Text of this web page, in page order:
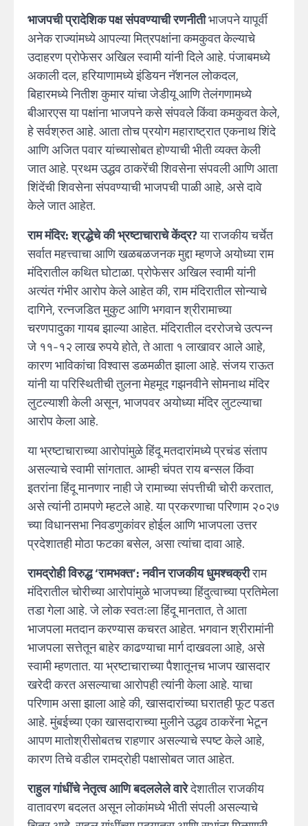
भाजपची प्रादेशिक पक्ष संपवण्याची रणनीतीभाजपने यापूर्वी
अनेक राज्यांमध्ये आपल्या मित्रपक्षांना कमकुवत केल्याचे
उदाहरण प्रोफेसर अखिल स्वामी यांनी दिले आहे. पंजाबमध्ये
अकाली दल, हरियाणामध्ये इंडियन नॅशनल लोकदल,
बिहारमध्ये नितीश कुमार यांचा जेडीयू आणि तेलंगणामध्ये
बीआरएस या पक्षांना भाजपने कसे संपवले किंवा कमकुवत केले,
हे सर्वश्रुत आहे. आता तोच प्रयोग महाराष्ट्रात एकनाथ शिंदे
आणि अजित पवार यांच्यासोबत होण्याची भीती व्यक्त केली
जात आहे. प्रथम उद्धव ठाकरेंची शिवसेना संपवली आणि आता
शिंदेंची शिवसेना संपवण्याची भाजपची पाळी आहे, असे दावे
केले जात आहेत.
राम मंदिर: श्रद्धेचे की भ्रष्टाचाराचे केंद्र?या राजकीय चर्चेत
सर्वात महत्त्वाचा आणि खळबळजनक मुद्दा म्हणजे अयोध्या राम
मंदिरातील कथित घोटाळा. प्रोफेसर अखिल स्वामी यांनी
अत्यंत गंभीर आरोप केले आहेत की, राम मंदिरातील सोन्याचे
दागिने, रत्नजडित मुकुट आणि भगवान श्रीरामाच्या
चरणपादुका गायब झाल्या आहेत. मंदिरातील दररोजचे उत्पन्न
जे ११-१२ लाख रुपये होते, ते आता १ लाखावर आले आहे,
कारण भाविकांचा विश्वास डळमळीत झाला आहे. संजय राऊत
यांनी या परिस्थितीची तुलना मेहमूद गझनवीने सोमनाथ मंदिर
लुटल्याशी केली असून, भाजपवर अयोध्या मंदिर लुटल्याचा
आरोप केला आहे.
या भ्रष्टाचाराच्या आरोपांमुळे हिंदू मतदारांमध्ये प्रचंड संताप
असल्याचे स्वामी सांगतात. आम्ही चंपत राय बन्सल किंवा
इतरांना हिंदू मानणार नाही जे रामाच्या संपत्तीची चोरी करतात,
असे त्यांनी ठामपणे म्हटले आहे. या प्रकरणाचा परिणाम २०२७
च्या विधानसभा निवडणुकांवर होईल आणि भाजपला उत्तर
प्रदेशातही मोठा फटका बसेल, असा त्यांचा दावा आहे.
रामद्रोही विरुद्ध ‘रामभक्त’: नवीन राजकीय धुमश्चक्रीराम
मंदिरातील चोरीच्या आरोपांमुळे भाजपच्या हिंदुत्वाच्या प्रतिमेला
तडा गेला आहे. जे लोक स्वतःला हिंदू मानतात, ते आता
भाजपला मतदान करण्यास कचरत आहेत. भगवान श्रीरामांनी
भाजपला सत्तेतून बाहेर काढण्याचा मार्ग दाखवला आहे, असे
स्वामी म्हणतात. या भ्रष्टाचाराच्या पैशातूनच भाजप खासदार
खरेदी करत असल्याचा आरोपही त्यांनी केला आहे. याचा
परिणाम असा झाला आहे की, खासदारांच्या घरातही फूट पडत
आहे. मुंबईच्या एका खासदाराच्या मुलीने उद्धव ठाकरेंना भेटून
आपण मातोश्रीसोबतच राहणार असल्याचे स्पष्ट केले आहे,
कारण तिचे वडील रामद्रोही पक्षासोबत जात आहेत.
राहुल गांधींचे नेतृत्व आणि बदललेले वारेदेशातील राजकीय
वातावरण बदलत असून लोकांमध्ये भीती संपली असल्याचे